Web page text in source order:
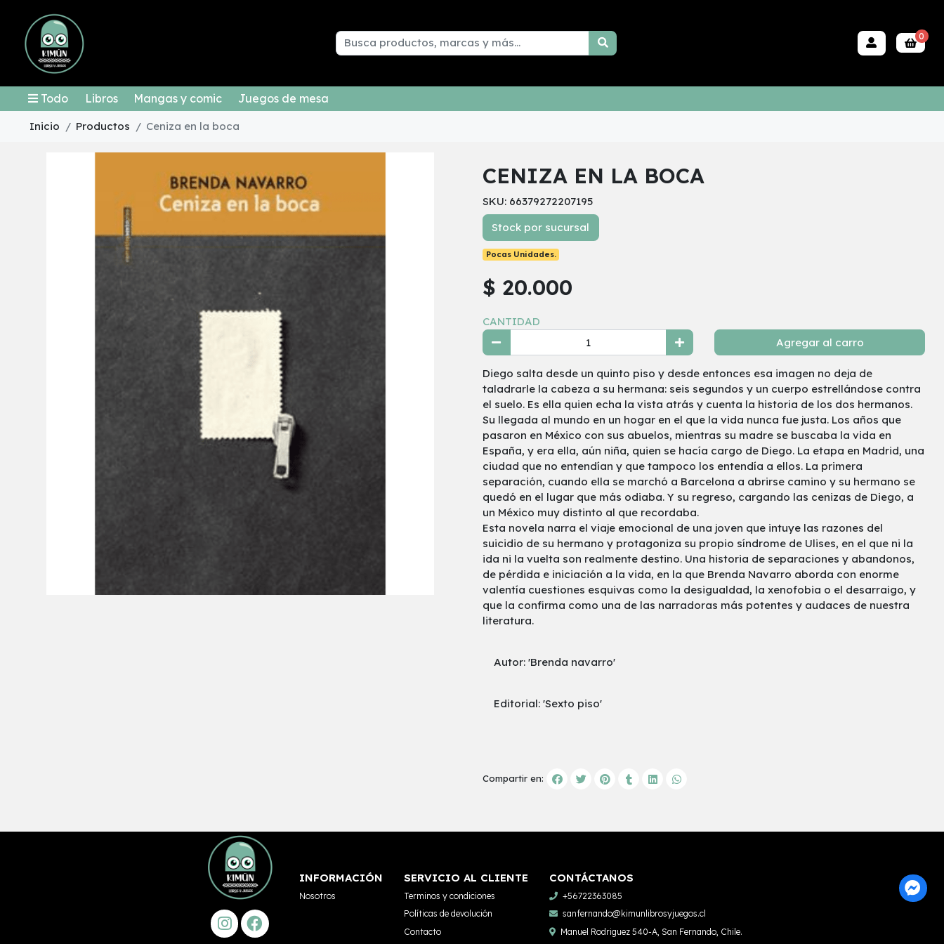
0
Todo Libros Mangas y comic Juegos de mesa
Inicio Productos Ceniza en la boca
CENIZA EN LA BOCA
SKU: 66379272207195
Stock por sucursal
Pocas Unidades.
$ 20.000
CANTIDAD
Agregar al carro
Diego salta desde un quinto piso y desde entonces esa imagen no deja de
taladrarle la cabeza a su hermana: seis segundos y un cuerpo estrellándose contra
el suelo. Es ella quien echa la vista atrás y cuenta la historia de los dos hermanos.
Su llegada al mundo en un hogar en el que la vida nunca fue justa. Los años que
pasaron en México con sus abuelos, mientras su madre se buscaba la vida en
España, y era ella, aún niña, quien se hacía cargo de Diego. La etapa en Madrid, una
ciudad que no entendían y que tampoco los entendía a ellos. La primera
separación, cuando ella se marchó a Barcelona a abrirse camino y su hermano se
quedó en el lugar que más odiaba. Y su regreso, cargando las cenizas de Diego, a
un México muy distinto al que recordaba.
Esta novela narra el viaje emocional de una joven que intuye las razones del
suicidio de su hermano y protagoniza su propio síndrome de Ulises, en el que ni la
ida ni la vuelta son realmente destino. Una historia de separaciones y abandonos,
de pérdida e iniciación a la vida, en la que Brenda Navarro aborda con enorme
valentía cuestiones esquivas como la desigualdad, la xenofobia o el desarraigo, y
que la confirma como una de las narradoras más potentes y audaces de nuestra
literatura.
Autor: 'Brenda navarro'
Editorial: 'Sexto piso'
Compartir en:
INFORMACIÓN
Nosotros
SERVICIO AL CLIENTE
Terminos y condiciones
Políticas de devolución
Contacto
CONTÁCTANOS
+56722363085
sanfernando@kimunlibrosyjuegos.cl
Manuel Rodriguez 540-A, San Fernando, Chile.